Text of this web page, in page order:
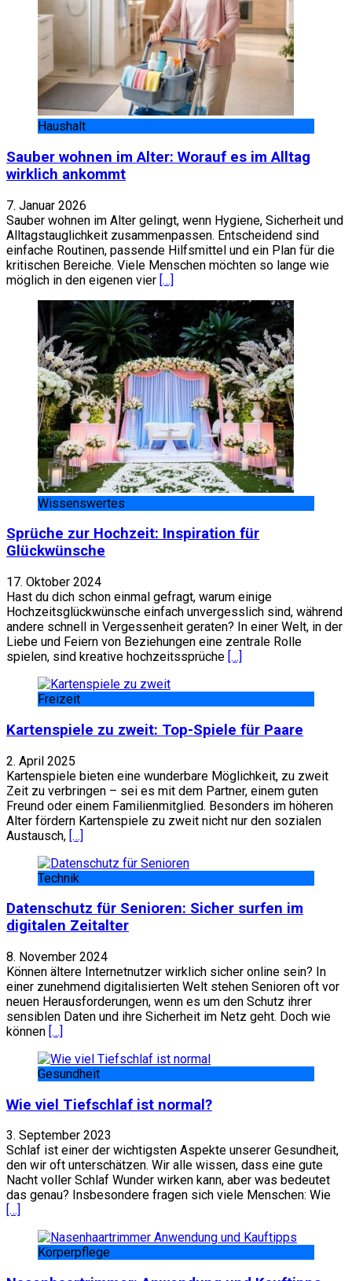
Haushalt
Sauber wohnen im Alter: Worauf es im Alltag
wirklich ankommt
7. Januar 2026
Sauber wohnen im Alter gelingt, wenn Hygiene, Sicherheit und
Alltagstauglichkeit zusammenpassen. Entscheidend sind
einfache Routinen, passende Hilfsmittel und ein Plan für die
kritischen Bereiche. Viele Menschen möchten so lange wie
möglich in den eigenen vier […]
Wissenswertes
Sprüche zur Hochzeit: Inspiration für
Glückwünsche
17. Oktober 2024
Hast du dich schon einmal gefragt, warum einige
Hochzeitsglückwünsche einfach unvergesslich sind, während
andere schnell in Vergessenheit geraten? In einer Welt, in der
Liebe und Feiern von Beziehungen eine zentrale Rolle
spielen, sind kreative hochzeitssprüche […]
Freizeit
Kartenspiele zu zweit: Top-Spiele für Paare
2. April 2025
Kartenspiele bieten eine wunderbare Möglichkeit, zu zweit
Zeit zu verbringen – sei es mit dem Partner, einem guten
Freund oder einem Familienmitglied. Besonders im höheren
Alter fördern Kartenspiele zu zweit nicht nur den sozialen
Austausch, […]
Technik
Datenschutz für Senioren: Sicher surfen im
digitalen Zeitalter
8. November 2024
Können ältere Internetnutzer wirklich sicher online sein? In
einer zunehmend digitalisierten Welt stehen Senioren oft vor
neuen Herausforderungen, wenn es um den Schutz ihrer
sensiblen Daten und ihre Sicherheit im Netz geht. Doch wie
können […]
Gesundheit
Wie viel Tiefschlaf ist normal?
3. September 2023
Schlaf ist einer der wichtigsten Aspekte unserer Gesundheit,
den wir oft unterschätzen. Wir alle wissen, dass eine gute
Nacht voller Schlaf Wunder wirken kann, aber was bedeutet
das genau? Insbesondere fragen sich viele Menschen: Wie
[…]
Körperpflege